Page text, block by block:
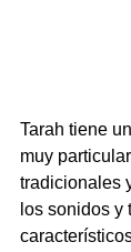
Tarah tiene
muy
tradicionales
los sonidos y